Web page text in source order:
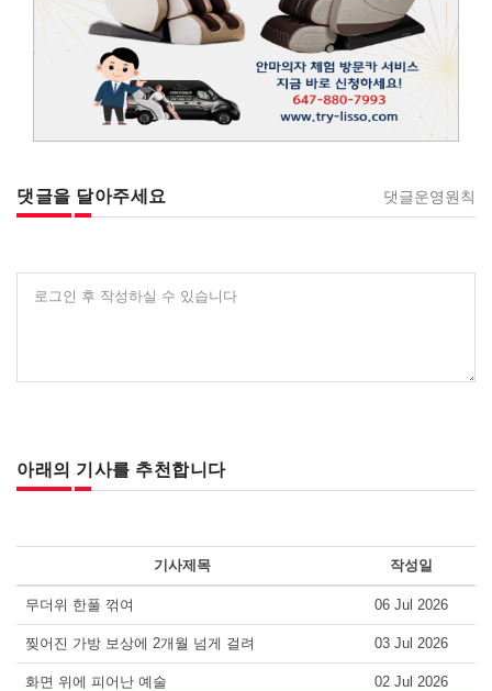
댓글을 달아주세요 댓글운영원칙
로그인 후 작성하실 수 있습니다
아래의 기사를 추천합니다
기사제목 작성일
무더위 한풀 꺾여 06 Jul 2026
찢어진 가방 보상에 2개월 넘게 걸려 03 Jul 2026
화면 위에 피어난 예술 02 Jul 2026